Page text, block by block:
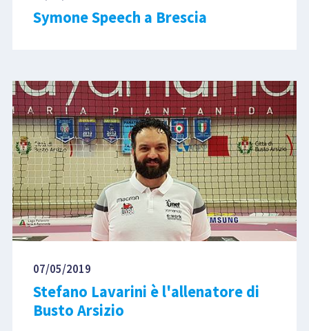
Symone Speech a Brescia
07/05/2019
Stefano Lavarini è l'allenatore di
Busto Arsizio